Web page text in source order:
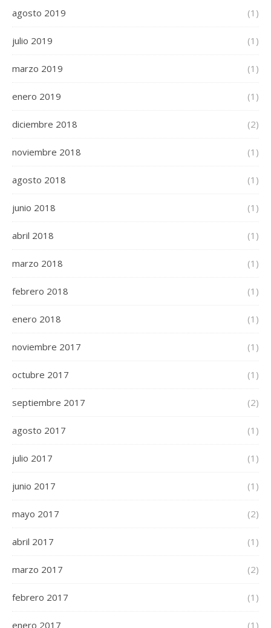
agosto 2019 (1)
julio 2019 (1)
marzo 2019 (1)
enero 2019 (1)
diciembre 2018 (2)
noviembre 2018 (1)
agosto 2018 (1)
junio 2018 (1)
abril 2018 (1)
marzo 2018 (1)
febrero 2018 (1)
enero 2018 (1)
noviembre 2017 (1)
octubre 2017 (1)
septiembre 2017 (2)
agosto 2017 (1)
julio 2017 (1)
junio 2017 (1)
mayo 2017 (2)
abril 2017 (1)
marzo 2017 (2)
febrero 2017 (1)
enero 2017 (1)